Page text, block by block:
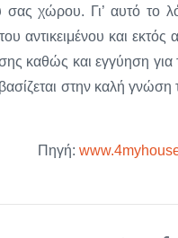
σας χώρου. Γι’ αυτό το
αντικειμένου και εκτός
καθώς και εγγύηση για
στην καλή γνώση
Πηγή: